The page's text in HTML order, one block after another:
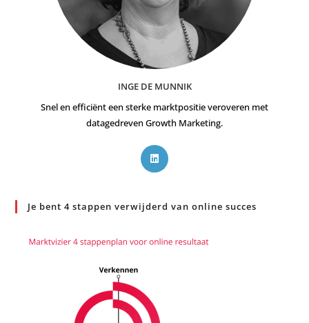
INGE DE MUNNIK
Snel en efficiënt een sterke marktpositie veroveren met
datagedreven Growth Marketing.
Je bent 4 stappen verwijderd van online succes